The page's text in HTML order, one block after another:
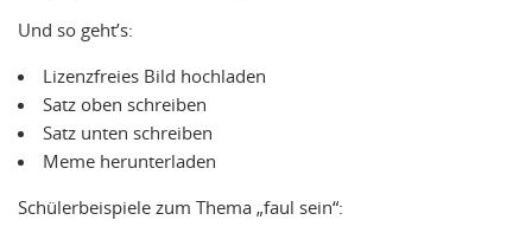
Und so geht’s:
Lizenzfreies Bild hochladen
Satz oben schreiben
Satz unten schreiben
Meme herunterladen
Schülerbeispiele zum Thema „faul sein“: